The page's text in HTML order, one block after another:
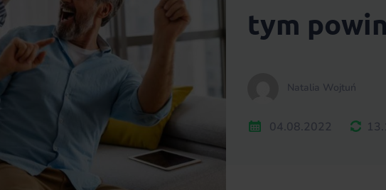
tym
Natalia Wojtuń
04.08.2022